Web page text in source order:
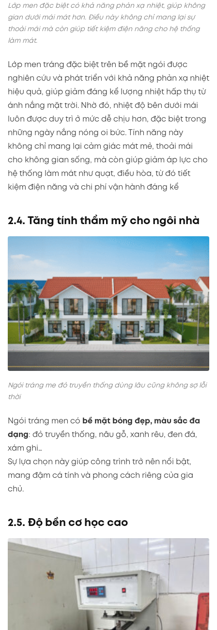
Lớp men đặc biệt có khả năng phản xạ nhiệt, giúp không
gian dưới mái mát hơn. Điều này không chỉ mang lại sự
thoải mái mà còn giúp tiết kiệm điện năng cho hệ thống
làm mát.
Lớp men tráng đặc biệt trên bề mặt ngói được
nghiên cứu và phát triển với khả năng phản xạ nhiệt
hiệu quả, giúp giảm đáng kể lượng nhiệt hấp thụ từ
ánh nắng mặt trời. Nhờ đó, nhiệt độ bên dưới mái
luôn được duy trì ở mức dễ chịu hơn, đặc biệt trong
những ngày nắng nóng oi bức. Tính năng này
không chỉ mang lại cảm giác mát mẻ, thoải mái
cho không gian sống, mà còn giúp giảm áp lực cho
hệ thống làm mát như quạt, điều hòa, từ đó tiết
kiệm điện năng và chi phí vận hành đáng kể
2.4. Tăng tính thẩm mỹ cho ngôi nhà
Ngói tráng me đỏ truyền thống dùng lâu cũng không sợ lỗi
thời
Ngói tráng men có bề mặt bóng đẹp, màu sắc đa
dạng: đỏ truyền thống, nâu gỗ, xanh rêu, đen đá,
xám ghi…
Sự lựa chọn này giúp công trình trở nên nổi bật,
mang đậm cá tính và phong cách riêng của gia
chủ.
2.5. Độ bền cơ học cao